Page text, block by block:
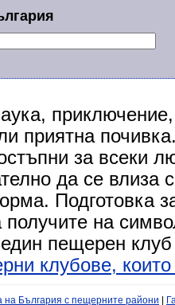
приятна
за всеки
да се влиза
Подготовка
на
пещерен
клубове,
на България с пещерните райони